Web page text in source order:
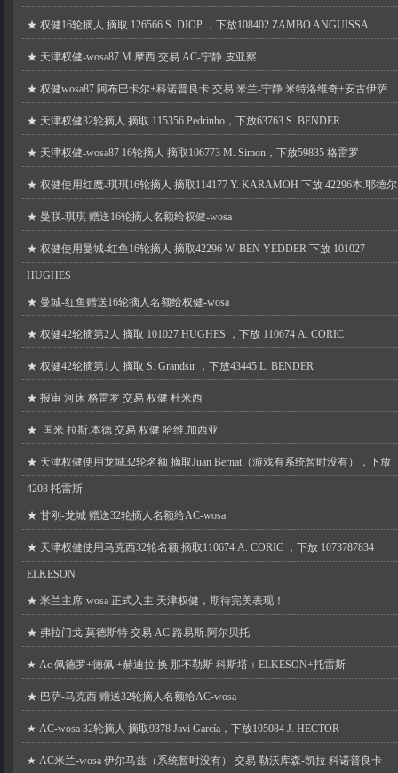
★ 权健16轮摘人 摘取 126566 S. DIOP ，下放108402 ZAMBO ANGUISSA
★ 天津权健-wosa87 M.摩西 交易 AC-宁静 皮亚察
★ 权健wosa87 阿布巴卡尔+科诺普良卡 交易 米兰-宁静 米特洛维奇+安古伊萨
★ 天津权健32轮摘人 摘取 115356 Pedrinho，下放63763 S. BENDER
★ 天津权健-wosa87 16轮摘人 摘取106773 M. Simon，下放59835 格雷罗
★ 权健使用红魔-琪琪16轮摘人 摘取114177 Y. KARAMOH 下放 42296本.耶德尔
★ 曼联-琪琪 赠送16轮摘人名额给权健-wosa
★ 权健使用曼城-红鱼16轮摘人 摘取42296 W. BEN YEDDER 下放 101027
HUGHES
★ 曼城-红鱼赠送16轮摘人名额给权健-wosa
★ 权健42轮摘第2人 摘取 101027 HUGHES ，下放 110674 A. CORIC
★ 权健42轮摘第1人 摘取 S. Grandsir ，下放43445 L. BENDER
★ 报审 河床 格雷罗 交易 权健 杜米西
★ 国米 拉斯.本德 交易 权健 哈维.加西亚
★ 天津权健使用龙城32轮名额 摘取Juan Bernat（游戏有系统暂时没有），下放
4208 托雷斯
★ 甘刚-龙城 赠送32轮摘人名额给AC-wosa
★ 天津权健使用马克西32轮名额 摘取110674 A. CORIC ，下放 1073787834
ELKESON
★ 米兰主席-wosa 正式入主 天津权健，期待完美表现！
★ 弗拉门戈 莫德斯特 交易 AC 路易斯.阿尔贝托
★ Ac 佩德罗+德佩 +赫迪拉 换 那不勒斯 科斯塔＋ELKESON+托雷斯
★ 巴萨-马克西 赠送32轮摘人名额给AC-wosa
★ AC-wosa 32轮摘人 摘取9378 Javi García，下放105084 J. HECTOR
★ AC米兰-wosa 伊尔马兹（系统暂时没有） 交易 勒沃库森-凯拉 科诺普良卡